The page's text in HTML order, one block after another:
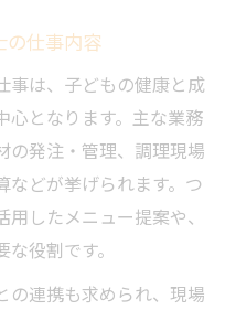
の仕事内容
事は、子どもの健康と成
心となります。主な業務
の発注・管理、調理現場
などが挙げられます。つ
したメニュー提案や、
役割です。
の連携も求められ、現場